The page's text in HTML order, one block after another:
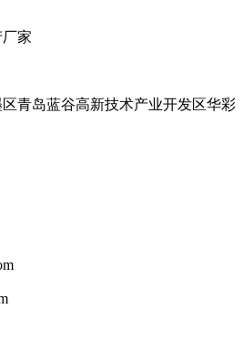
家
青岛蓝谷高新技术产业开发区华彩